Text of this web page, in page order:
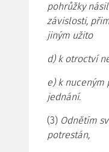
pohrůžky
závislosti,
jiným užito
d) k otroctví
e) k nuceným
jednání.
(3) Odnětím
potrestán,